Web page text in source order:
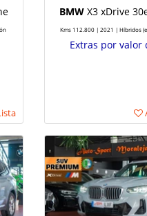
BMW X3 xDrive
Kms 112.800 | 2021 | Híbridos
Extras por valor